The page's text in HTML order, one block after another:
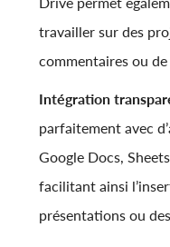
travailler sur des
commentaires ou
Intégration
parfaitement avec
Google Docs,
facilitant ainsi
présentations ou